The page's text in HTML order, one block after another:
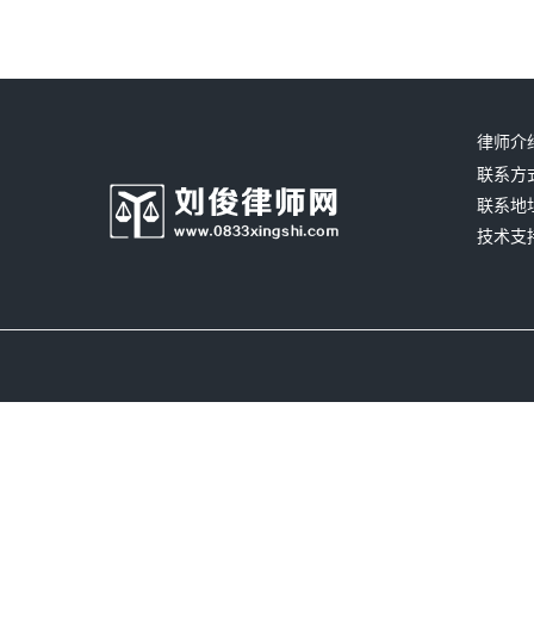
律师介
联系方
联系地
技术支